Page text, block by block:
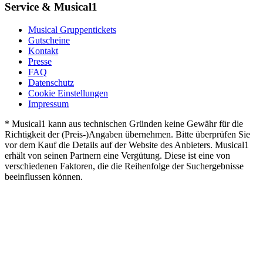
Service & Musical1
Musical Gruppentickets
Gutscheine
Kontakt
Presse
FAQ
Datenschutz
Cookie Einstellungen
Impressum
* Musical1 kann aus technischen Gründen keine Gewähr für die
Richtigkeit der (Preis-)Angaben übernehmen. Bitte überprüfen Sie
vor dem Kauf die Details auf der Website des Anbieters. Musical1
erhält von seinen Partnern eine Vergütung. Diese ist eine von
verschiedenen Faktoren, die die Reihenfolge der Suchergebnisse
beeinflussen können.